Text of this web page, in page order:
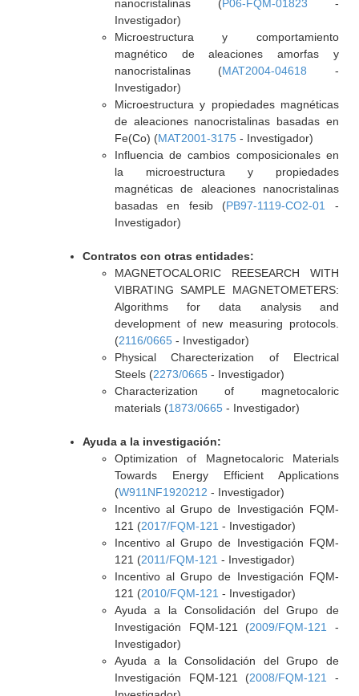
nanocristalinas (P06-FQM-01823 -
Investigador)
Microestructura y comportamiento
magnético de aleaciones amorfas y
nanocristalinas (MAT2004-04618 -
Investigador)
Microestructura y propiedades magnéticas
de aleaciones nanocristalinas basadas en
Fe(Co) (MAT2001-3175- Investigador)
Influencia de cambios composicionales en
la microestructura y propiedades
magnéticas de aleaciones nanocristalinas
basadas en fesib (PB97-1119-CO2-01
-
Investigador)
Contratos con otras entidades:
MAGNETOCALORIC REESEARCH WITH
VIBRATING SAMPLE MAGNETOMETERS:
Algorithms for data analysis and
development of new measuring protocols.
(2116/0665- Investigador)
Physical Charecterization of Electrical
Steels (2273/0665- Investigador)
Characterization of magnetocaloric
materials (1873/0665- Investigador)
Ayuda a la investigación:
Optimization of Magnetocaloric Materials
Towards Energy Efficient Applications
(W911NF1920212 - Investigador)
Incentivo al Grupo de Investigación FQM-
121 (2017/FQM-121 - Investigador)
Incentivo al Grupo de Investigación FQM-
121 (2011/FQM-121 - Investigador)
Incentivo al Grupo de Investigación FQM-
121 (2010/FQM-121 - Investigador)
Ayuda a la Consolidación del Grupo de
Investigación FQM-121 (2009/FQM-121
-
Investigador)
Ayuda a la Consolidación del Grupo de
Investigación FQM-121 (2008/FQM-121
-